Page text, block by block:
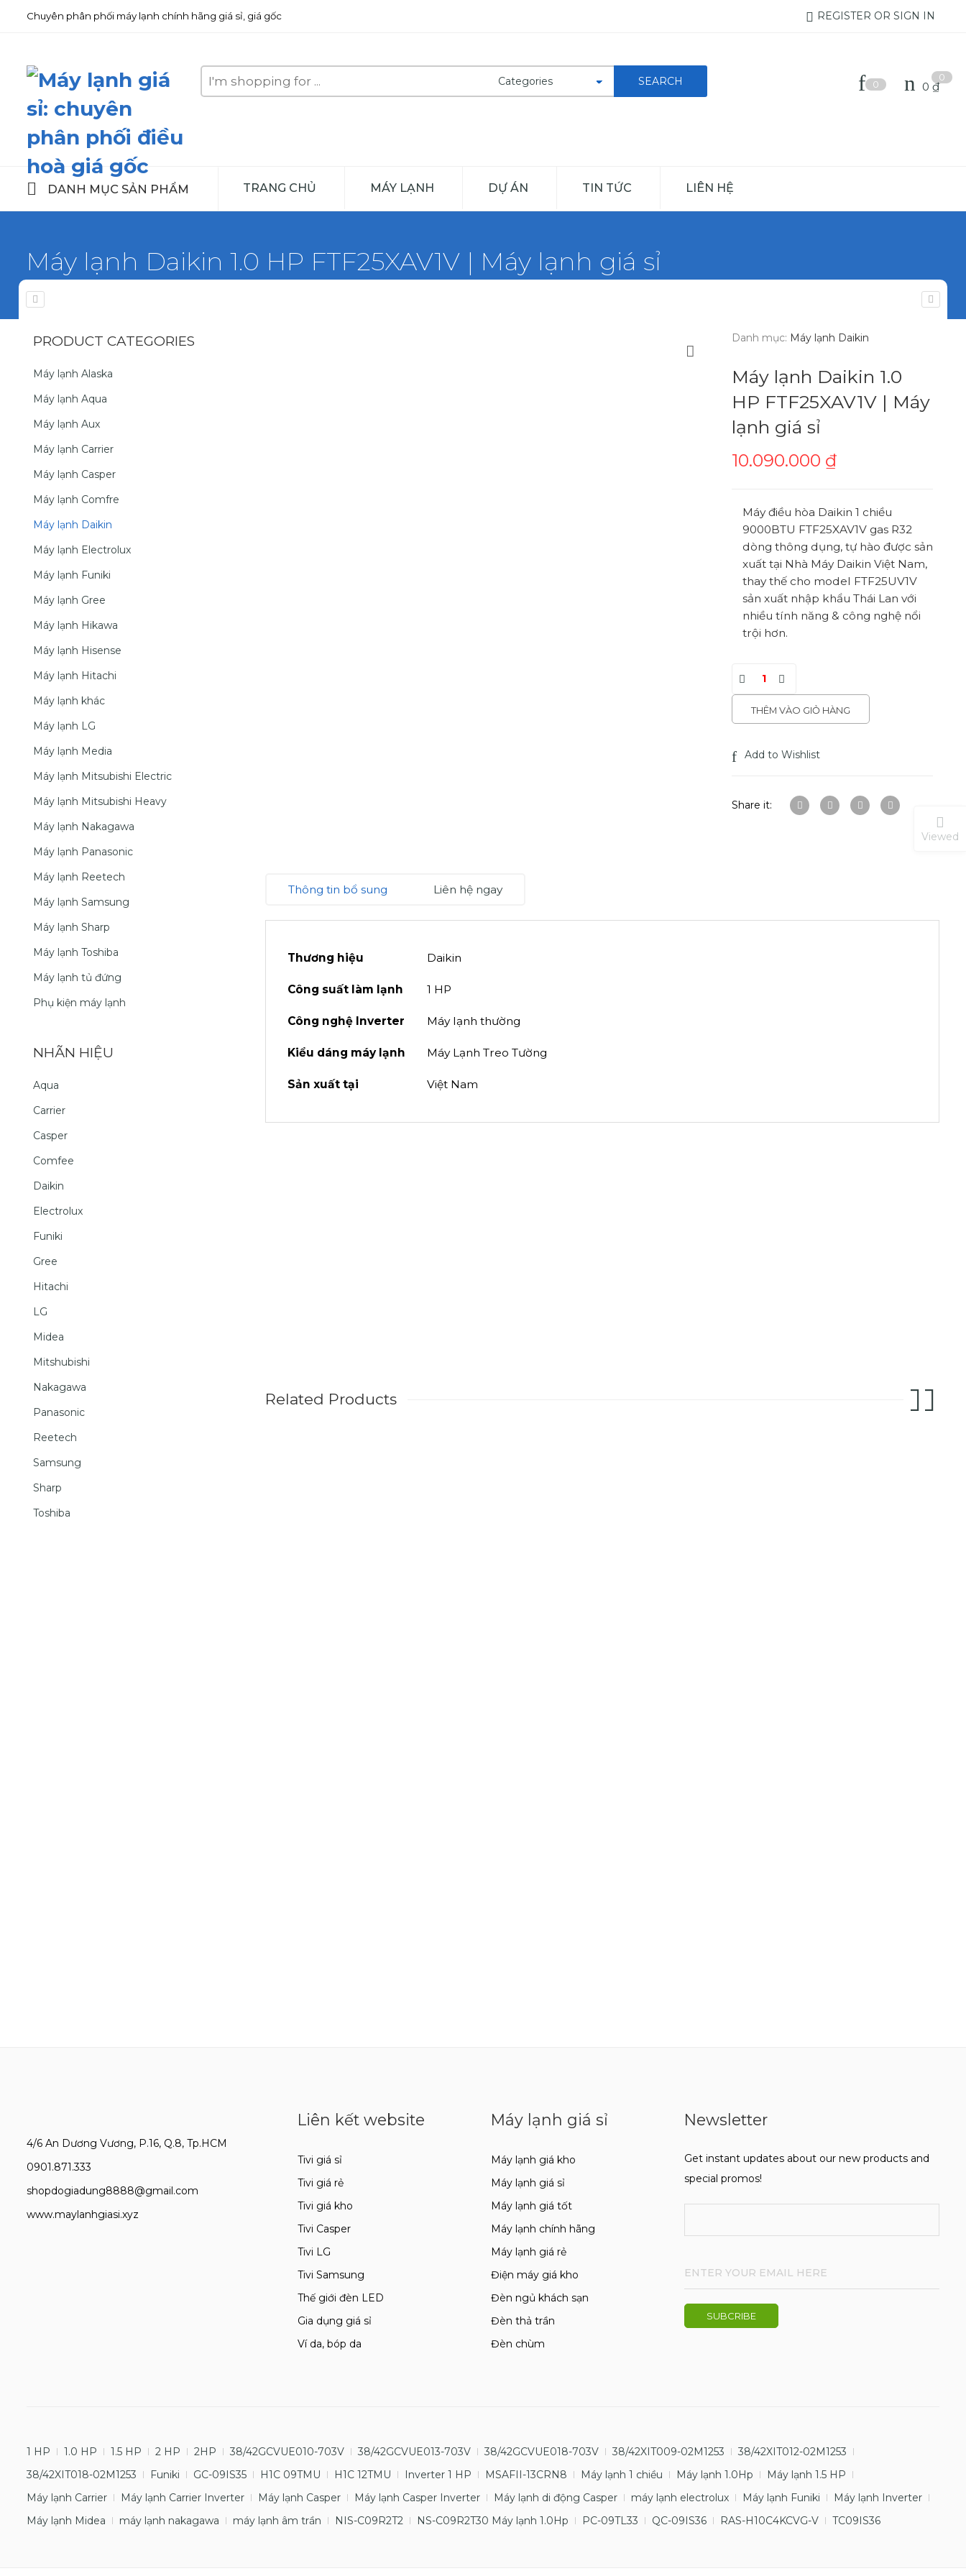
Chuyên phân phối máy lạnh chính hãng giá sỉ, giá gốc REGISTER OR SIGN IN
Search
here
0
0
0₫
DANH MỤC SẢN PHẨM TRANG CHỦ MÁY LẠNH DỰ ÁN TIN TỨC LIÊN HỆ
Máy lạnh Daikin 1.0 HP FTF25XAV1V | Máy lạnh giá sỉ
Home
Danh mục: Máy lạnh Daikin
Máy lạnh Daikin 1.0
HP FTF25XAV1V | Máy
lạnh giá sỉ
10.090.000 ₫
Máy điều hòa Daikin 1 chiều
9000BTU FTF25XAV1V gas R32
dòng thông dụng, tự hào được sản
xuất tại Nhà Máy Daikin Việt Nam,
thay thế cho model FTF25UV1V
sản xuất nhập khẩu Thái Lan với
nhiều tính năng & công nghệ nổi
trội hơn.
THÊM VÀO GIỎ HÀNG
Add to Wishlist
Share it:
Thông tin bổ sung Liên hệ ngay
Thương hiệu Daikin
Công suất làm lạnh 1 HP
Công nghệ Inverter Máy lạnh thường
Kiểu dáng máy lạnh Máy Lạnh Treo Tường
Sản xuất tại Việt Nam
Related Products
PRODUCT CATEGORIES
Máy lạnh Alaska
Máy lạnh Aqua
Máy lạnh Aux
Máy lạnh Carrier
Máy lạnh Casper
Máy lạnh Comfre
Máy lạnh Daikin
Máy lạnh Electrolux
Máy lạnh Funiki
Máy lạnh Gree
Máy lạnh Hikawa
Máy lạnh Hisense
Máy lạnh Hitachi
Máy lạnh khác
Máy lạnh LG
Máy lạnh Media
Máy lạnh Mitsubishi Electric
Máy lạnh Mitsubishi Heavy
Máy lạnh Nakagawa
Máy lạnh Panasonic
Máy lạnh Reetech
Máy lạnh Samsung
Máy lạnh Sharp
Máy lạnh Toshiba
Máy lạnh tủ đứng
Phụ kiện máy lạnh
NHÃN HIỆU
Aqua
Carrier
Casper
Comfee
Daikin
Electrolux
Funiki
Gree
Hitachi
LG
Midea
Mitshubishi
Nakagawa
Panasonic
Reetech
Samsung
Sharp
Toshiba
4/6 An Dương Vương, P.16, Q.8, Tp.HCM
0901.871.333
shopdogiadung8888@gmail.com
www.maylanhgiasi.xyz
Liên kết website
Tivi giá sỉ
Tivi giá rẻ
Tivi giá kho
Tivi Casper
Tivi LG
Tivi Samsung
Thế giới đèn LED
Gia dụng giá sỉ
Ví da, bóp da
Máy lạnh giá sỉ
Máy lạnh giá kho
Máy lạnh giá sỉ
Máy lạnh giá tốt
Máy lạnh chính hãng
Máy lạnh giá rẻ
Điện máy giá kho
Đèn ngủ khách sạn
Đèn thả trần
Đèn chùm
Newsletter
Get instant updates about our new products and
special promos!
1 HP 1.0 HP 1.5 HP 2 HP 2HP 38/42GCVUE010-703V 38/42GCVUE013-703V 38/42GCVUE018-703V 38/42XIT009-02M1253
38/42XIT012-02M1253
38/42XIT018-02M1253
Funiki GC-09IS35 H1C 09TMU H1C 12TMU Inverter 1 HP MSAFII-13CRN8 Máy lạnh 1 chiều Máy lạnh 1.0Hp
Máy lạnh 1.5 HP
Máy lạnh Carrier
Máy lạnh Carrier Inverter Máy lạnh Casper Máy lạnh Casper Inverter Máy lạnh di động Casper máy lạnh electrolux Máy lạnh Funiki
Máy lạnh Inverter
Máy lạnh Midea
máy lạnh nakagawa máy lạnh âm trần NIS-C09R2T2 NS-C09R2T30 Máy lạnh 1.0Hp PC-09TL33 QC-09IS36 RAS-H10C4KCVG-V TC09IS36
Viewed